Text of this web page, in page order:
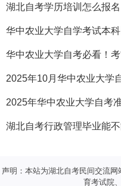
声明：本站为湖北自考民间交流
育考试院